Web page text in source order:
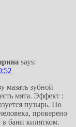
says:
мазать зубной
мята. Эффект :
пузырь. По
проверено
в бани кипятком.